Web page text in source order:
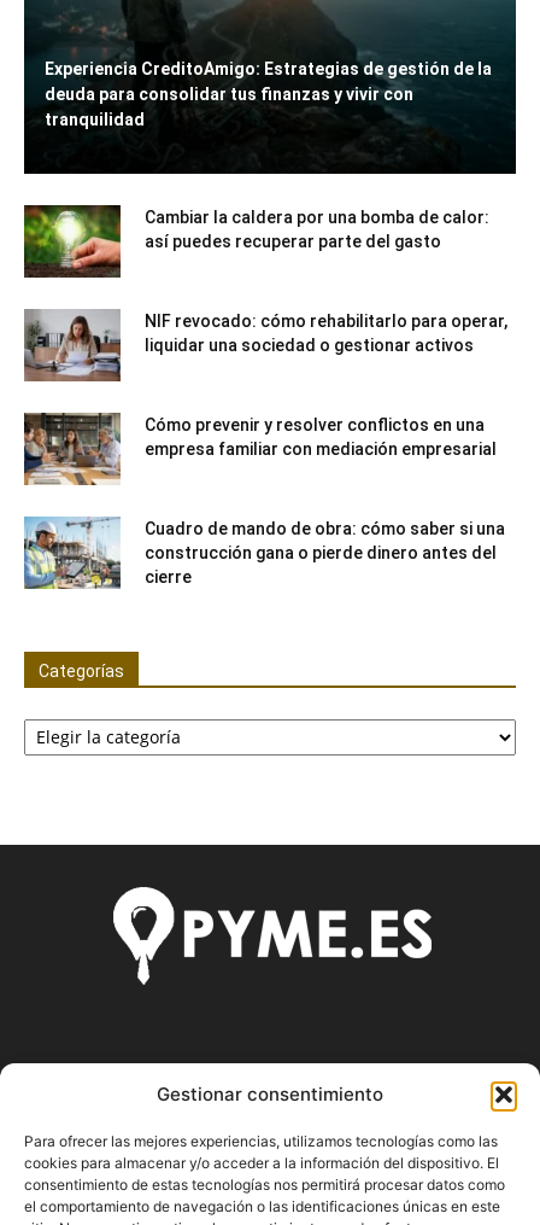
Gestionar consentimiento
Para ofrecer las mejores experiencias, utilizamos tecnologías como las
cookies para almacenar y/o acceder a la información del dispositivo. El
consentimiento de estas tecnologías nos permitirá procesar datos como
el comportamiento de navegación o las identificaciones únicas en este
Experiencia CreditoAmigo: Estrategias de gestión de la
deuda para consolidar tus finanzas y vivir con
tranquilidad
Cambiar la caldera por una bomba de calor:
así puedes recuperar parte del gasto
NIF revocado: cómo rehabilitarlo para operar,
liquidar una sociedad o gestionar activos
Cómo prevenir y resolver conflictos en una
empresa familiar con mediación empresarial
Cuadro de mando de obra: cómo saber si una
construcción gana o pierde dinero antes del
cierre
Categorías
Categorías
actualizado de todas las noticias y novedades sobre la
economía en España y el mundo, así como donde podrás
conseguir toda la información necesaria sobre